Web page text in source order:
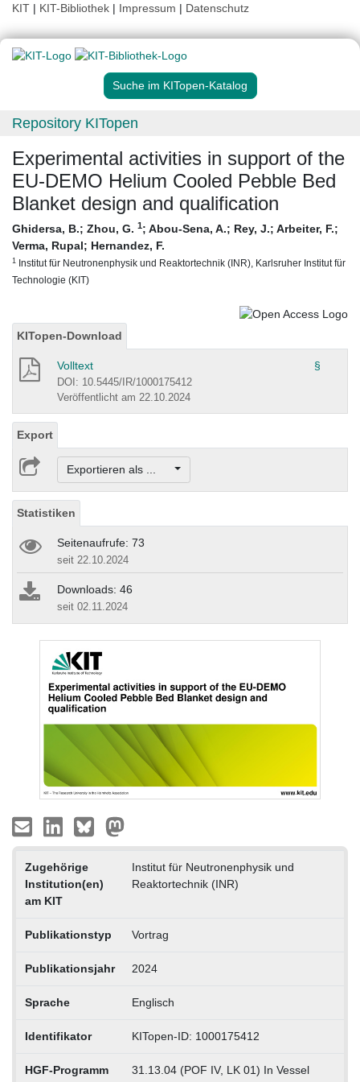
KIT | KIT-Bibliothek | Impressum | Datenschutz
Suche im KITopen-Katalog
Repository KITopen
Experimental activities in support of the
EU-DEMO Helium Cooled Pebble Bed
Blanket design and qualification
Ghidersa, B.; Zhou, G. 1; Abou-Sena, A.; Rey, J.; Arbeiter, F.;
Verma, Rupal; Hernandez, F.
1 Institut für Neutronenphysik und Reaktortechnik (INR), Karlsruher Institut für
Technologie (KIT)
KITopen-Download
Volltext §
DOI: 10.5445/IR/1000175412
Veröffentlicht am 22.10.2024
Export
Exportieren als ...
Statistiken
Seitenaufrufe: 73
seit 22.10.2024
Downloads: 46
seit 02.11.2024
Zugehörige
Institution(en)
am KIT
Institut für Neutronenphysik und
Reaktortechnik (INR)
Publikationstyp Vortrag
Publikationsjahr 2024
Sprache Englisch
Identifikator KITopen-ID: 1000175412
HGF-Programm
31.13.04 (POF IV, LK 01) In Vessel